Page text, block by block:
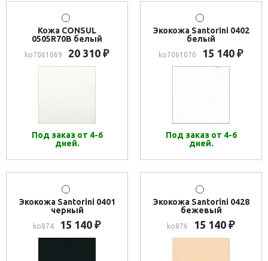
Кожа CONSUL
0505R70B белый
ko7061069 20 310 ₽
Под заказ от 4-6
дней.
Экокожа Santorini 0402
белый
ko7061070 15 140 ₽
Под заказ от 4-6
дней.
Экокожа Santorini 0401
черный
ko874 15 140 ₽
Экокожа Santorini 0428
бежевый
ko876 15 140 ₽